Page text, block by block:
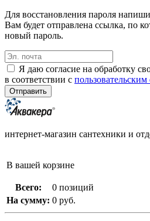
Для восстановления пароля
Вам будет отправлена ссылка, по
новый пароль.
Я даю согласие на обработку
в соответствии с
интернет-магазин сантехники и
В вашей корзине
Всего:
0 позиций
На сумму: 0 руб.